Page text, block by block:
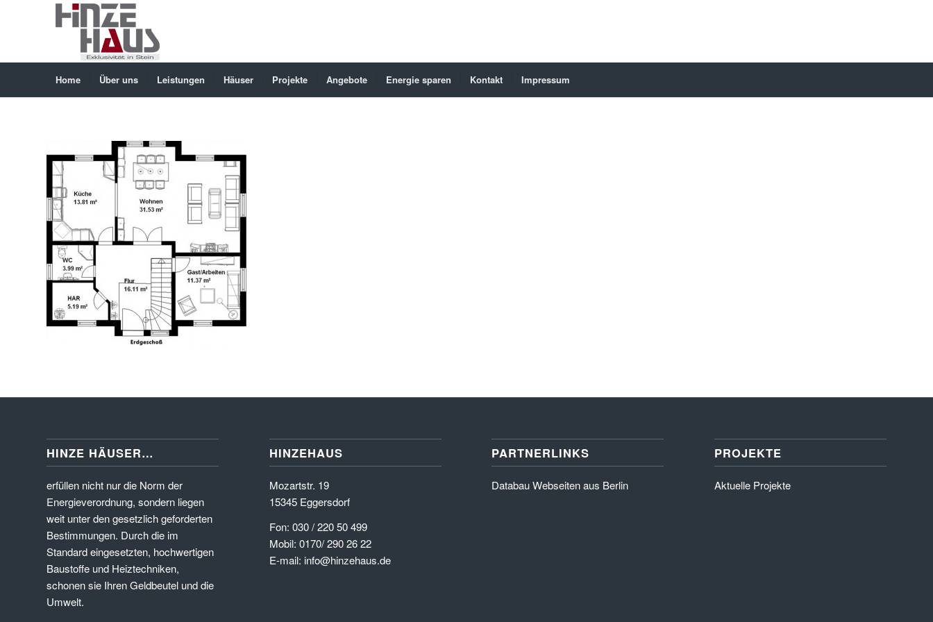
Home Über uns Leistungen Häuser Projekte Angebote Energie sparen Kontakt Impressum
HINZE HÄUSER…
erfüllen nicht nur die Norm der
Energieverordnung, sondern liegen
weit unter den gesetzlich geforderten
Bestimmungen. Durch die im
Standard eingesetzten, hochwertigen
Baustoffe und Heiztechniken,
schonen sie Ihren Geldbeutel und die
Umwelt.
HINZEHAUS
Mozartstr. 19
15345 Eggersdorf
Fon: 030 / 220 50 499
Mobil: 0170/ 290 26 22
E-mail: info@hinzehaus.de
PARTNERLINKS
Databau Webseiten aus Berlin
PROJEKTE
Aktuelle Projekte